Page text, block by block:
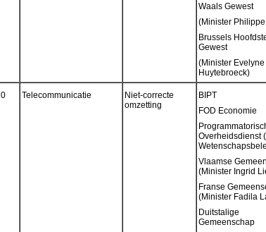
Waals Gewest
(Minister
Brussels
Gewest
(Minister Evelyne
Huytebroeck)
Telecommunicatie
Niet-correcte
omzetting
BIPT
FOD Economie
Overheidsdienst
Vlaamse
(Minister Ingrid
Franse
(Minister Fadila
Duitstalige
Gemeenschap